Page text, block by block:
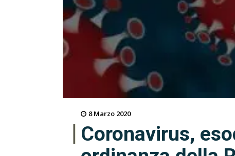
8 Marzo 2020
Coronavirus,